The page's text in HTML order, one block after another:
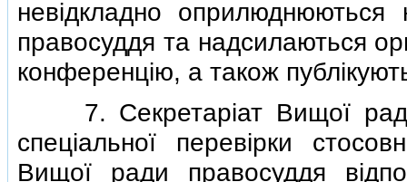
невiдкладно
правосуддя та надсилаються
конференцiю, а також
7. Секретарiат Вищої ради
спецiальної перевiрки
Вищої ради правосуддя